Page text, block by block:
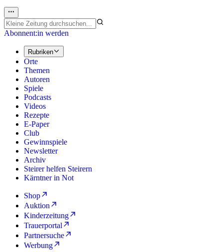
Abonnent:in werden
Rubriken
Orte
Themen
Autoren
Spiele
Podcasts
Videos
Rezepte
E-Paper
Club
Gewinnspiele
Newsletter
Archiv
Steirer helfen Steirern
Kärntner in Not
Shop
Auktion
Kinderzeitung
Trauerportal
Partnersuche
Werbung